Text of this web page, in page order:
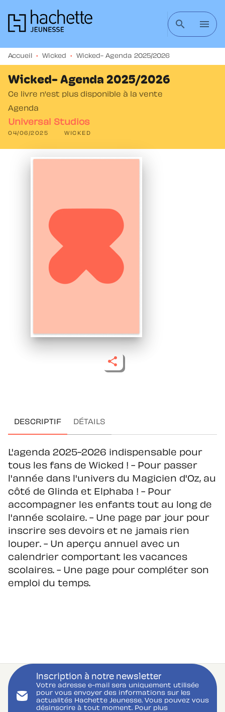
MENU RECHERCHE CONTENU
search menu
Accueil • Wicked • Wicked- Agenda 2025/2026
Wicked- Agenda 2025/2026
Ce livre n'est plus disponible à la vente
Agenda
Universal Studios
04/06/2025 WICKED
DESCRIPTIF DÉTAILS
L'agenda 2025-2026 indispensable pour
tous les fans de Wicked ! - Pour passer
l'année dans l'univers du Magicien d'Oz, au
côté de Glinda et Elphaba ! - Pour
accompagner les enfants tout au long de
l'année scolaire. - Une page par jour pour
inscrire ses devoirs et ne jamais rien
louper. - Un aperçu annuel avec un
calendrier comportant les vacances
scolaires. - Une page pour compléter son
emploi du temps.
Inscription à notre newsletter
Votre adresse e-mail sera uniquement utilisée
pour vous envoyer des informations sur les
actualités Hachette Jeunesse. Vous pouvez vous
désinscrire à tout moment. Pour plus